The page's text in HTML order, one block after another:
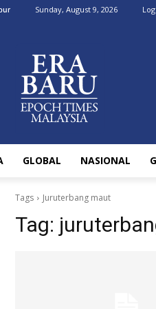
Sunday, August 9, 2026
GLOBAL NASIONAL
Tags Juruterbang maut
Tag: